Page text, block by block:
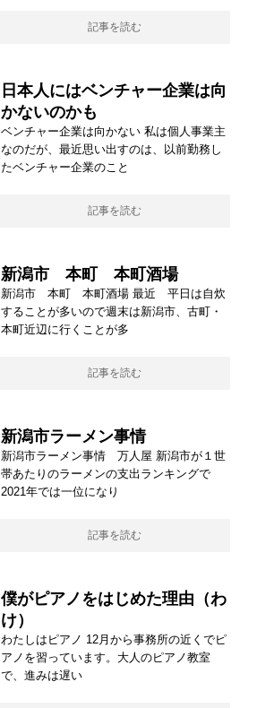
記事を読む
日本人にはベンチャー企業は向
かないのかも
ベンチャー企業は向かない 私は個人事業主
なのだが、最近思い出すのは、以前勤務し
たベンチャー企業のこと
記事を読む
新潟市 本町 本町酒場
新潟市 本町 本町酒場 最近 平日は自炊
することが多いので週末は新潟市、古町・
本町近辺に行くことが多
記事を読む
新潟市ラーメン事情
新潟市ラーメン事情 万人屋 新潟市が１世
帯あたりのラーメンの支出ランキングで
2021年では一位になり
記事を読む
僕がピアノをはじめた理由（わ
け）
わたしはピアノ 12月から事務所の近くでピ
アノを習っています。大人のピアノ教室
で、進みは遅い